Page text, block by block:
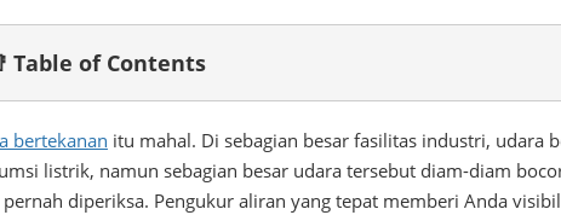
Table of Contents
bertekanan itu mahal. Di sebagian besar fasilitas industri, udara
listrik, namun sebagian besar udara tersebut diam-diam
diperiksa. Pengukur aliran yang tepat memberi Anda